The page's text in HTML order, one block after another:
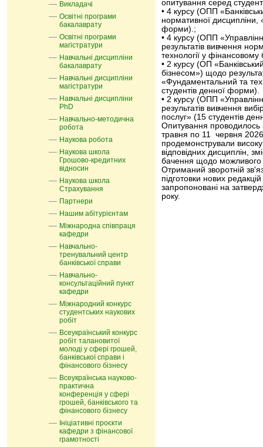
Викладачі
Освітні програми
бакалаврату
Освітні програми
магістратури
Навчальні дисципліни
бакалаврату
Навчальні дисципліни
магістратури
Навчальні дисципліни
PhD
Навчально-методична
робота
Наукова робота
Наукова школа
Грошово-кредитних
відносин
Наукова школа
Страхування
Партнери
Нашим абітурієнтам
Міжнародна співпраця
кафедри
Навчально-
тренувальний центр
банківської справи
Навчально-
консультаційний пункт
кафедри
Міжнародний конкурс
студентських наукових
робіт
Всеукраїнський конкурс
робіт талановитої
молоді у сфері грошей,
банківської справи і
фінансового бізнесу
Всеукраїнська науково-
практична
конференція у сфері
грошей, банківського та
фінансового бізнесу
Ініціативні проєкти
кафедри з фінансової
грамотності
опитування серед
• 4 курсу (ОПП
нормативної дисципліни,
форми).;
• 4 курсу (ОПП
результатів вивчення
технології у
• 2 курсу (ОП
бізнесом») щодо
«Фундаментальний та
студентів денної форми).
• 2 курсу (ОПП
результатів вивчення
послуг» (15 студентів
Опитування
травня по 11 червня
продемонстрували
відповідних дисциплін,
бачення щодо можливого
Отриманий зворотній
підготовки нових
запропоновані на
року.